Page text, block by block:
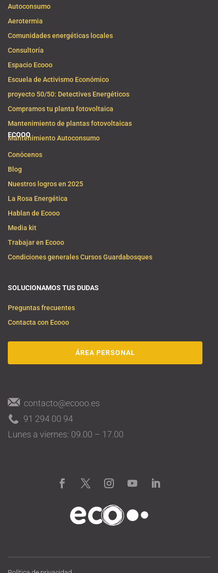
Autoconsumo
Aerotermia
Comunidades energéticas locales
Consultoría
Espacio Ecooo
Escuela de Activismo Económico
proyecto 50/50: Detectives Energéticos
Compramos tu planta fotovoltaica
Mantenimiento de plantas fotovoltaicas
Mantenimiento Autoconsumo
ECOOO
Conócenos
Blog
Nuestros logros en 2025
La Rosa Energética
Hablan de Ecooo
Media kit
Trabajar en Ecooo
Condiciones generales Cursos Guardabosques
SOLUCIONAMOS TUS DUDAS
Preguntas frecuentes
Contacta con Ecooo
ÁREA PERSONAL
contacto@ecooo.es
91 294 00 94
Lunes a viernes: 09.00 – 17.00